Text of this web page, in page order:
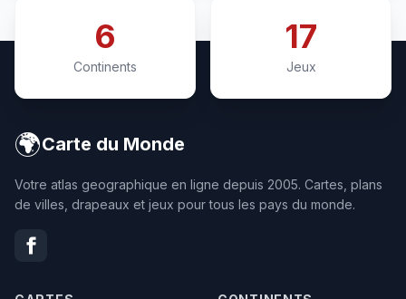
6
Continents
17
Jeux
🌍Carte du Monde
Votre atlas geographique en ligne depuis 2005. Cartes, plans
de villes, drapeaux et jeux pour tous les pays du monde.